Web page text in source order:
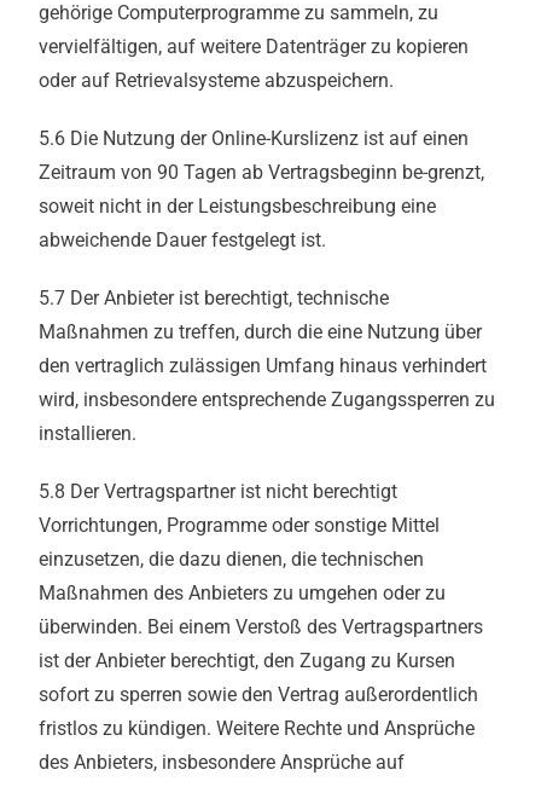
gehörige Computerprogramme zu sammeln, zu
vervielfältigen, auf weitere Datenträger zu kopieren
oder auf Retrievalsysteme abzuspeichern.
5.6 Die Nutzung der Online-Kurslizenz ist auf einen
Zeitraum von 90 Tagen ab Vertragsbeginn be-grenzt,
soweit nicht in der Leistungsbeschreibung eine
abweichende Dauer festgelegt ist.
5.7 Der Anbieter ist berechtigt, technische
Maßnahmen zu treffen, durch die eine Nutzung über
den vertraglich zulässigen Umfang hinaus verhindert
wird, insbesondere entsprechende Zugangssperren zu
installieren.
5.8 Der Vertragspartner ist nicht berechtigt
Vorrichtungen, Programme oder sonstige Mittel
einzusetzen, die dazu dienen, die technischen
Maßnahmen des Anbieters zu umgehen oder zu
überwinden. Bei einem Verstoß des Vertragspartners
ist der Anbieter berechtigt, den Zugang zu Kursen
sofort zu sperren sowie den Vertrag außerordentlich
fristlos zu kündigen. Weitere Rechte und Ansprüche
des Anbieters, insbesondere Ansprüche auf